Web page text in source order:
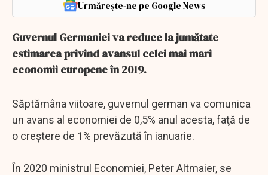
Urmărește-ne pe Google News
Guvernul Germaniei va reduce la jumătate
estimarea privind avansul celei mai mari
economii europene în 2019.
Săptămâna viitoare, guvernul german va comunica
un avans al economiei de 0,5% anul acesta, faţă de
o creștere de 1% prevăzută în ianuarie.
În 2020 ministrul Economiei, Peter Altmaier, se